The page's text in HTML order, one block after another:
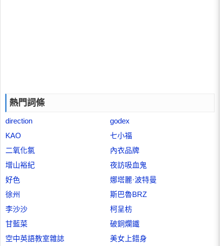
熱門詞條
direction
godex
KAO
七小福
二氧化氯
內衣品牌
增山裕紀
夜訪吸血鬼
好色
娜塔麗·波特曼
徐州
斯巴魯BRZ
李沙沙
柯呈枋
甘藍菜
破銅爛鐵
空中英語教室雜誌
美女上錯身